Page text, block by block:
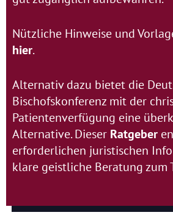
Nützliche Hinweise und
hier.
Alternativ dazu bietet die
Bischofskonferenz mit der
Patientenverfügung eine
Alternative. Dieser Ratgeber
erforderlichen juristischen
klare geistliche Beratung zum